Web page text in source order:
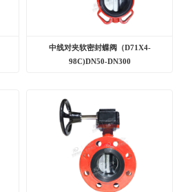
中线对夹软密封蝶阀（D71X4-
98C)DN50-DN300